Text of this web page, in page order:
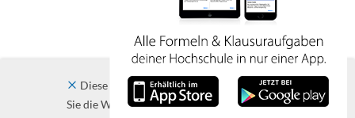
Diese Website verwendet Cookies. Indem
Sie die Website und ihre Angebote nutzen